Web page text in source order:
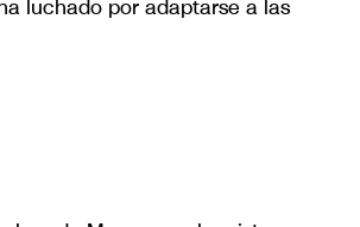
luchado por adaptarse a las